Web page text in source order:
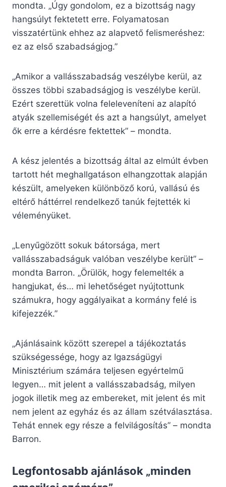
mondta. „Úgy gondolom, ez a bizottság nagy
hangsúlyt fektetett erre. Folyamatosan
visszatértünk ehhez az alapvető felismeréshez:
ez az első szabadságjog.”
„Amikor a vallásszabadság veszélybe kerül, az
összes többi szabadságjog is veszélybe kerül.
Ezért szerettük volna feleleveníteni az alapító
atyák szellemiségét és azt a hangsúlyt, amelyet
ők erre a kérdésre fektettek” – mondta.
A kész jelentés a bizottság által az elmúlt évben
tartott hét meghallgatáson elhangzottak alapján
készült, amelyeken különböző korú, vallású és
eltérő háttérrel rendelkező tanúk fejtették ki
véleményüket.
„Lenyűgözött sokuk bátorsága, mert
vallásszabadságuk valóban veszélybe került” –
mondta Barron. „Örülök, hogy felemelték a
hangjukat, és… mi lehetőséget nyújtottunk
számukra, hogy aggályaikat a kormány felé is
kifejezzék.”
„Ajánlásaink között szerepel a tájékoztatás
szükségessége, hogy az Igazságügyi
Minisztérium számára teljesen egyértelmű
legyen… mit jelent a vallásszabadság, milyen
jogok illetik meg az embereket, mit jelent és mit
nem jelent az egyház és az állam szétválasztása.
Tehát ennek egy része a felvilágosítás” – mondta
Barron.
Legfontosabb ajánlások „minden